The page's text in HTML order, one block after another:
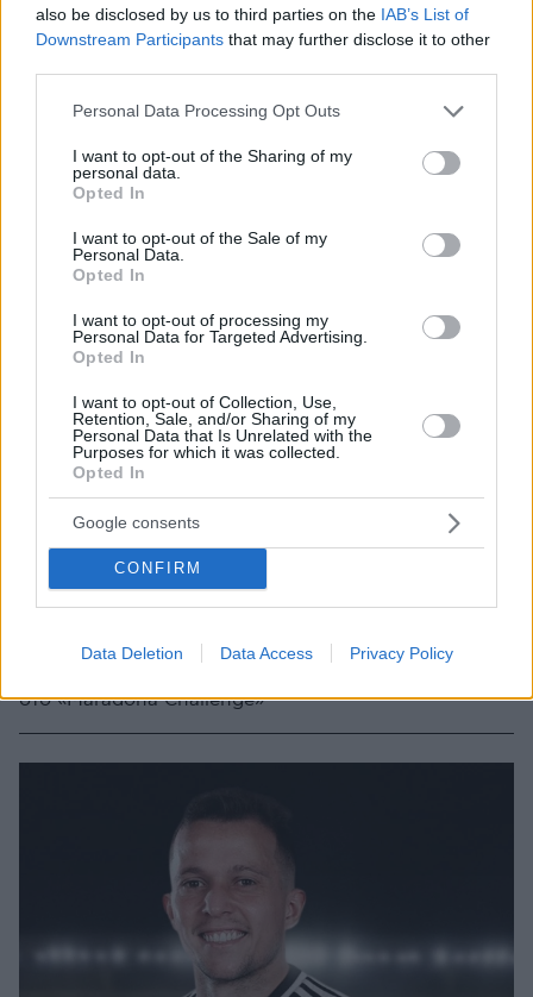
also be disclosed by us to third parties on the IAB’s List of
Downstream Participants that may further disclose it to other
Please note that this website/app uses one or more Google
not limited to your visit or usage behaviour. You may click to
grant or deny consent to Google and its third-party tags to
use your data for below specified purposes in below Google
consent section.
Personal Data Processing Opt Outs
I want to opt-out of the Sharing of my
personal data.
Opted In
I want to opt-out of the Sale of my
Personal Data.
Opted In
I want to opt-out of processing my
Personal Data for Targeted Advertising.
Opted In
I want to opt-out of Collection, Use,
Retention, Sale, and/or Sharing of my
Personal Data that Is Unrelated with the
Purposes for which it was collected.
Opted In
Google consents
CONFIRM
Data Deletion Data Access Privacy Policy
Μπακασέτας, Βαγιαννίδης, Αράο, Κώτσιρας και
Μπερνάρ προσπάθησαν να μιμηθούν τον Μαραντόνα -
στο «Maradona Challenge»
14.03.2024, 19:02